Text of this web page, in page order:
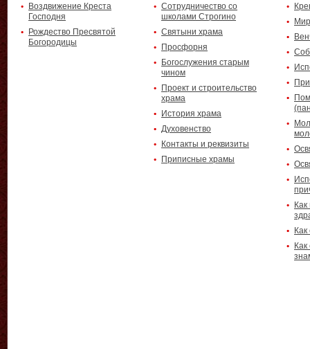
Воздвижение Креста
Господня
Рождество Пресвятой
Богородицы
Сотрудничество со
школами Строгино
Святыни храма
Просфорня
Богослужения старым
чином
Проект и строительство
храма
История храма
Духовенство
Контакты и реквизиты
Приписные храмы
Как